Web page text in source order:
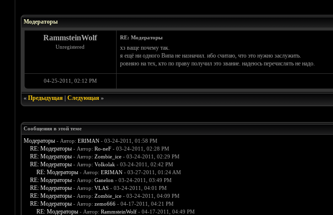
Модераторы
RammsteinWolf
Unregistered
RE: Модераторы
хз ваще почему так.
я ещё ни одного Випа не назначил. ибо считаю, что это нужно заслужить.
ровняю на тех, кто по праву получил это звание. надеюсь перечислять не надо.
04-25-2011, 02:12 PM
« Предыдущая| Следующая»
Сообщения в этой теме
Модераторы - Автор: ERIMAN- 03-24-2011, 01:58 PM
RE: Модераторы - Автор: Ro-neF- 03-24-2011, 02:28 PM
RE: Модераторы - Автор: Zombie_ice- 03-24-2011, 02:29 PM
RE: Модераторы - Автор: Volkolak - 03-24-2011, 02:42 PM
RE: Модераторы - Автор: ERIMAN- 03-27-2011, 01:24 AM
RE: Модераторы - Автор: Ganelon - 03-24-2011, 03:49 PM
RE: Модераторы - Автор: VLAS- 03-24-2011, 04:01 PM
RE: Модераторы - Автор: Zombie_ice- 03-24-2011, 04:09 PM
RE: Модераторы - Автор: zemo666- 04-17-2011, 04:21 PM
RE: Модераторы - Автор: RammsteinWolf- 04-17-2011, 04:49 PM